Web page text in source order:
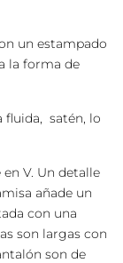
un estampado
la forma de
fluida, satén, lo
V. Un detalle
añade un
con una
son largas con
son de